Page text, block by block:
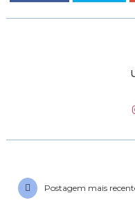
Postagem mais